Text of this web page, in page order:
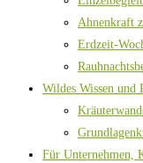
Ahnenkraft
Erdzeit-
Wildes Wissen und
Für Unternehmen,